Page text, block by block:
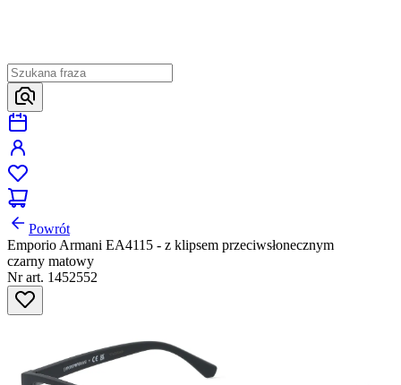
Powrót
Emporio Armani EA4115 - z klipsem przeciwsłonecznym
czarny matowy
Nr art. 1452552